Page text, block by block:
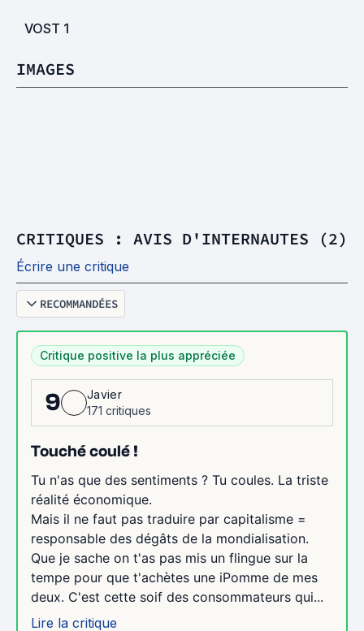
VOST 1
IMAGES
CRITIQUES : AVIS D'INTERNAUTES (2)
Écrire une critique
RECOMMANDÉES
Critique positive la plus appréciée
9
Javier
171 critiques
Touché coulé !
Tu n'as que des sentiments ? Tu coules. La triste
réalité économique.
Mais il ne faut pas traduire par capitalisme =
responsable des dégâts de la mondialisation.
Que je sache on t'as pas mis un flingue sur la
tempe pour que t'achètes une iPomme de mes
deux. C'est cette soif des consommateurs qui...
Lire la critique